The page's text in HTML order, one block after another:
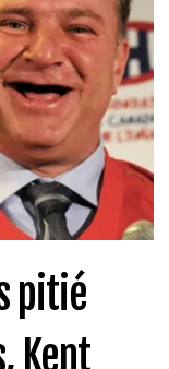
pitié
Kent